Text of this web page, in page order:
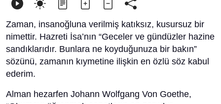
Zaman, insanoğluna verilmiş katıksız, kusursuz bir
nimettir. Hazreti İsa’nın “Geceler ve gündüzler hazine
sandıklarıdır. Bunlara ne koyduğunuza bir bakın”
sözünü, zamanın kıymetine ilişkin en özlü söz kabul
ederim.
Alman hezarfen Johann Wolfgang Von Goethe,